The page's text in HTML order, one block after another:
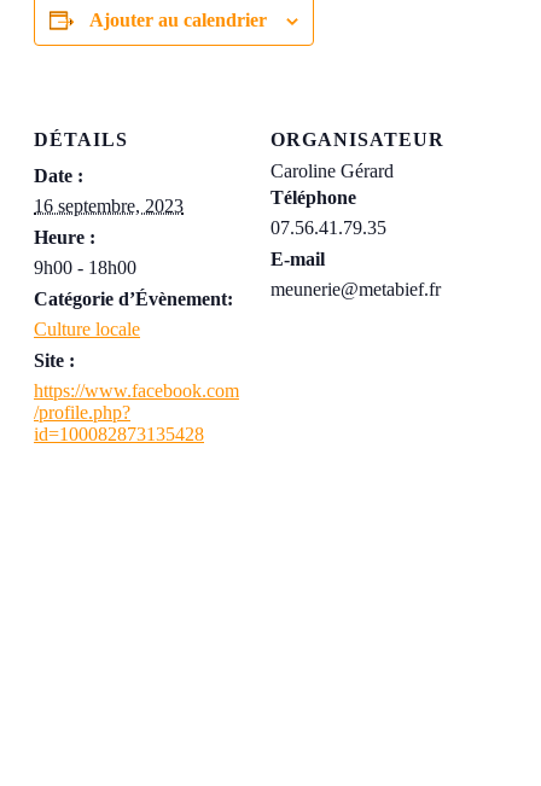
Ajouter au calendrier
DÉTAILS
Date :
16 septembre, 2023
Heure :
9h00 - 18h00
Catégorie d’Évènement:
Culture locale
Site :
https://www.facebook.com
/profile.php?
id=100082873135428
ORGANISATEUR
Caroline Gérard
Téléphone
07.56.41.79.35
E-mail
meunerie@metabief.fr